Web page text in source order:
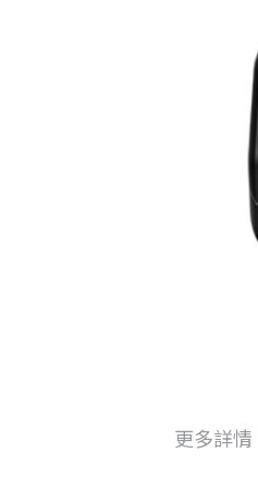
更多詳情